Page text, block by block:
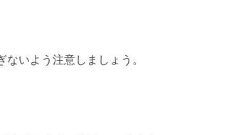
いよう注意しましょう。